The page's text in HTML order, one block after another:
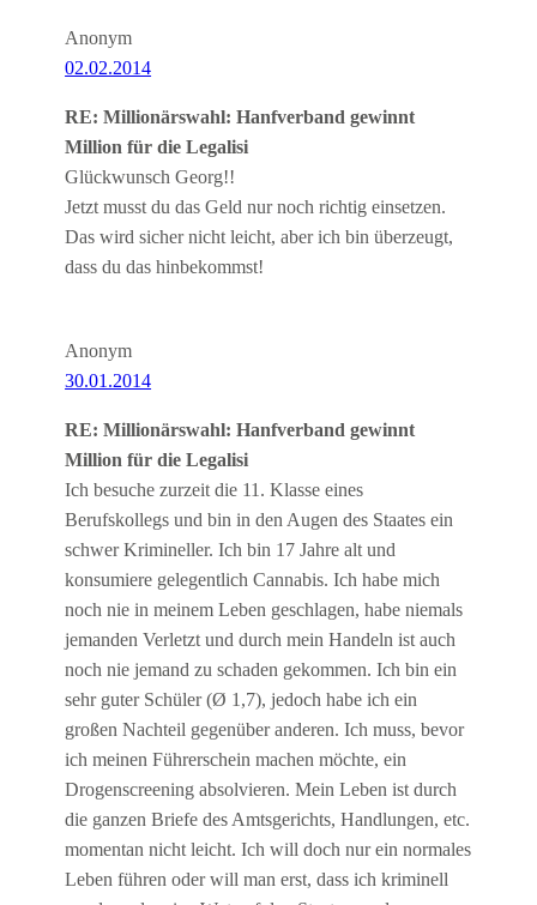
Anonym
02.02.2014
RE: Millionärswahl: Hanfverband gewinnt
Million für die Legalisi
Glückwunsch Georg!!
Jetzt musst du das Geld nur noch richtig einsetzen.
Das wird sicher nicht leicht, aber ich bin überzeugt,
dass du das hinbekommst!
Anonym
30.01.2014
RE: Millionärswahl: Hanfverband gewinnt
Million für die Legalisi
Ich besuche zurzeit die 11. Klasse eines
Berufskollegs und bin in den Augen des Staates ein
schwer Krimineller. Ich bin 17 Jahre alt und
konsumiere gelegentlich Cannabis. Ich habe mich
noch nie in meinem Leben geschlagen, habe niemals
jemanden Verletzt und durch mein Handeln ist auch
noch nie jemand zu schaden gekommen. Ich bin ein
sehr guter Schüler (Ø 1,7), jedoch habe ich ein
großen Nachteil gegenüber anderen. Ich muss, bevor
ich meinen Führerschein machen möchte, ein
Drogenscreening absolvieren. Mein Leben ist durch
die ganzen Briefe des Amtsgerichts, Handlungen, etc.
momentan nicht leicht. Ich will doch nur ein normales
Leben führen oder will man erst, dass ich kriminell